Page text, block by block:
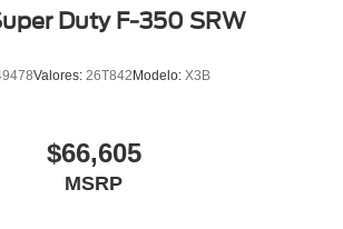
Duty F-350 SRW
Valores: 26T842 Modelo: X3B
$66,605
MSRP